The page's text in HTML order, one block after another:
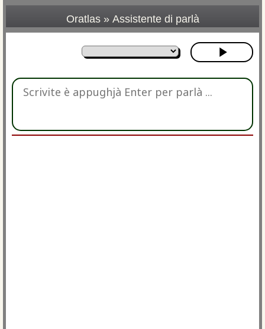
Oratlas» Assistente di parlà